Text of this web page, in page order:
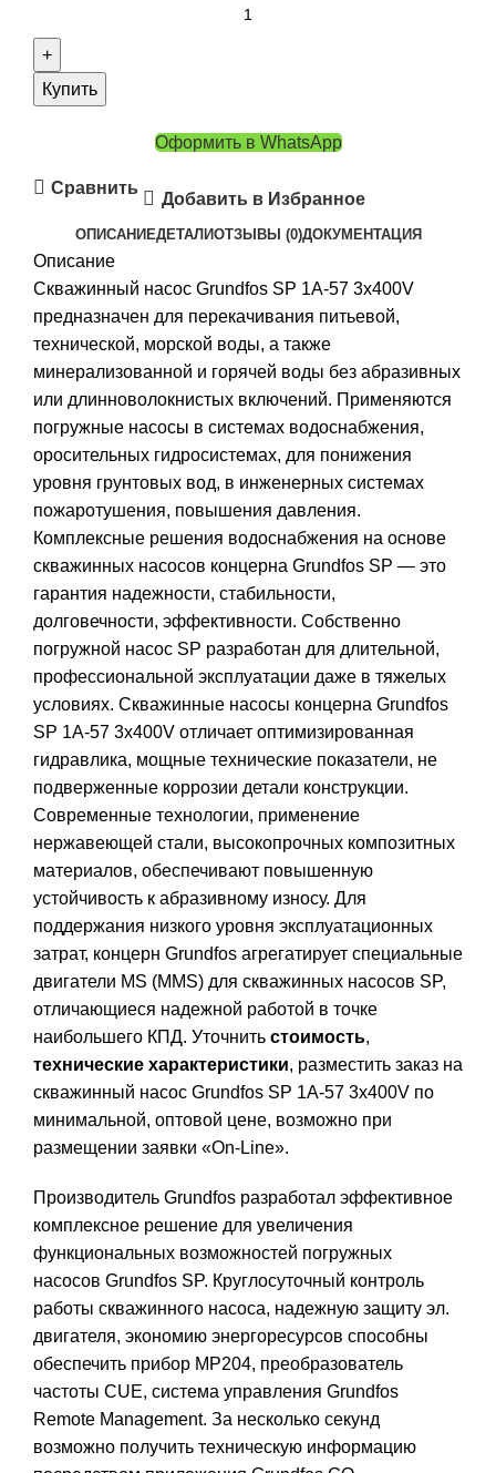
Купить
Оформить в WhatsApp
Сравнить
Добавить в Избранное
ОПИСАНИЕДЕТАЛИОТЗЫВЫ (0)ДОКУМЕНТАЦИЯ
Описание
Скважинный насос Grundfos SP 1A-57 3x400V
предназначен для перекачивания питьевой,
технической, морской воды, а также
минерализованной и горячей воды без абразивных
или длинноволокнистых включений. Применяются
погружные насосы в системах водоснабжения,
оросительных гидросистемах, для понижения
уровня грунтовых вод, в инженерных системах
пожаротушения, повышения давления.
Комплексные решения водоснабжения на основе
скважинных насосов концерна Grundfos SP — это
гарантия надежности, стабильности,
долговечности, эффективности. Собственно
погружной насос SP разработан для длительной,
профессиональной эксплуатации даже в тяжелых
условиях. Скважинные насосы концерна Grundfos
SP 1A-57 3x400V отличает оптимизированная
гидравлика, мощные технические показатели, не
подверженные коррозии детали конструкции.
Современные технологии, применение
нержавеющей стали, высокопрочных композитных
материалов, обеспечивают повышенную
устойчивость к абразивному износу. Для
поддержания низкого уровня эксплуатационных
затрат, концерн Grundfos агрегатирует специальные
двигатели MS (MMS) для скважинных насосов SP,
отличающиеся надежной работой в точке
наибольшего КПД. Уточнить стоимость,
технические характеристики, разместить заказ на
скважинный насос Grundfos SP 1A-57 3x400V по
минимальной, оптовой цене, возможно при
размещении заявки «On-Line».
Производитель Grundfos разработал эффективное
комплексное решение для увеличения
функциональных возможностей погружных
насосов Grundfos SP. Круглосуточный контроль
работы скважинного насоса, надежную защиту эл.
двигателя, экономию энергоресурсов способны
обеспечить прибор MP204, преобразователь
частоты CUE, система управления Grundfos
Remote Management. За несколько секунд
возможно получить техническую информацию